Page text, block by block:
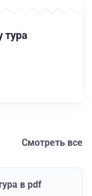
тура
Смотреть все
в pdf